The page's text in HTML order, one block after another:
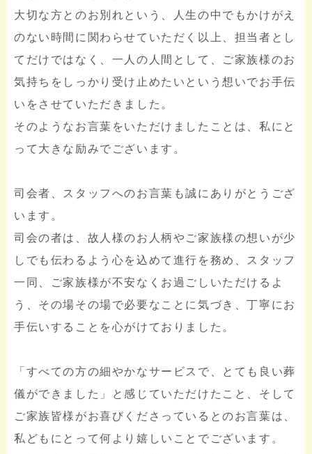
大切な方とのお別れという、人生の中でもかけがえ
のない時間に関わらせていただく以上、担当者とし
てだけではなく、一人の人間として、ご家族様のお
気持ちをしっかり受け止めたいという想いでお手伝
いをさせていただきました。
そのようなお言葉をいただけましたことは、私にと
って大きな励みでございます。
司会者、スタッフへのお言葉も誠にありがとうござ
います。
司会の者は、故人様のお人柄やご家族様の想いが少
しでも伝わるよう心を込めて進行を務め、スタッフ
一同、ご家族様が不安なくお過ごしいただけるよ
う、その場その場で必要なことに気づき、丁寧にお
手伝いすることを心がけておりました。
「すべての方の細やかなサービスで、とても良い葬
儀ができました」と感じていただけたこと、そして
ご家族皆様がお喜びくださっているとのお言葉は、
私どもにとって何より嬉しいことでございます。